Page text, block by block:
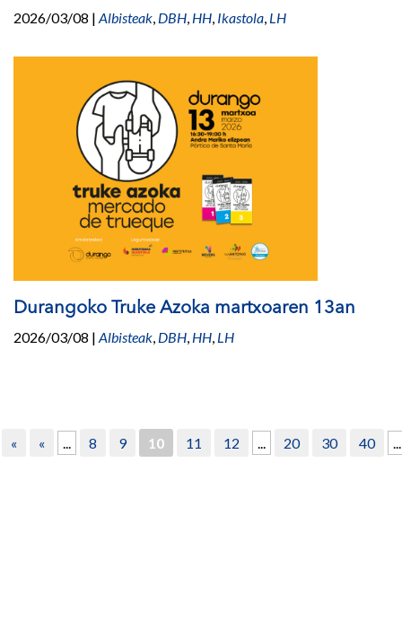
2026/03/08 | Albisteak, DBH, HH, Ikastola, LH
Durangoko Truke Azoka martxoaren 13an
2026/03/08 | Albisteak, DBH, HH, LH
« « ... 8 9 10 11 12 ... 20 30 40 ...